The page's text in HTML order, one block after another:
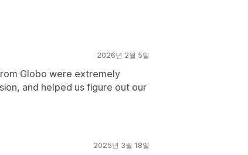
2026년 2월 5일
Globo were extremely
and helped us figure out our
2025년 3월 18일